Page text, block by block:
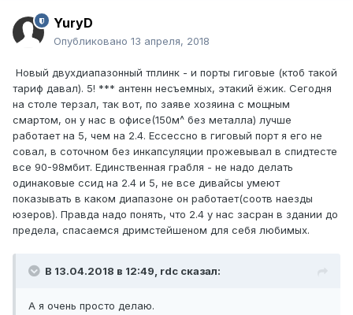
YuryD
Опубликовано 13 апреля, 2018
Новый двухдиапазонный тплинк - и порты гиговые (ктоб такой
тариф давал). 5! *** антенн несъемных, этакий ёжик. Сегодня
на столе терзал, так вот, по заяве хозяина с мощным
смартом, он у нас в офисе(150м^ без металла) лучше
работает на 5, чем на 2.4. Ессессно в гиговый порт я его не
совал, в соточном без инкапсуляции прожевывал в спидтесте
все 90-98мбит. Единственная грабля - не надо делать
одинаковые ссид на 2.4 и 5, не все дивайсы умеют
показывать в каком диапазоне он работает(соотв наезды
юзеров). Правда надо понять, что 2.4 у нас засран в здании до
предела, спасаемся дримстейшеном для себя любимых.
В 13.04.2018 в 12:49, rdc сказал:
А я очень просто делаю.